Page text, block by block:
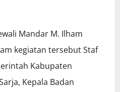
Mandar M. Ilham
kegiatan tersebut Staf
Kabupaten
Kepala Badan